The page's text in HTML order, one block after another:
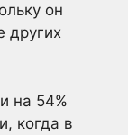
он
других
на 54%
когда в